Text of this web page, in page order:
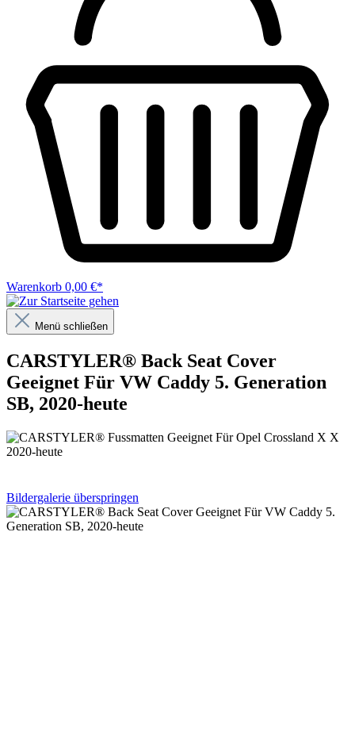
Warenkorb 0,00 €*
Menü schließen
CARSTYLER® Back Seat Cover
Geeignet Für VW Caddy 5. Generation
SB, 2020-heute
Bildergalerie überspringen